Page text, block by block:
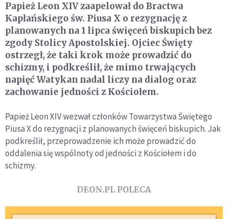
Papież Leon XIV zaapelował do Bractwa
Kapłańskiego św. Piusa X o rezygnację z
planowanych na 1 lipca święceń biskupich bez
zgody Stolicy Apostolskiej. Ojciec Święty
ostrzegł, że taki krok może prowadzić do
schizmy, i podkreślił, że mimo trwających
napięć Watykan nadal liczy na dialog oraz
zachowanie jedności z Kościołem.
Papież Leon XIV wezwał członków Towarzystwa Świętego
Piusa X do rezygnacji z planowanych święceń biskupich. Jak
podkreślił, przeprowadzenie ich może prowadzić do
oddalenia się wspólnoty od jedności z Kościołem i do
schizmy.
DEON.PL POLECA